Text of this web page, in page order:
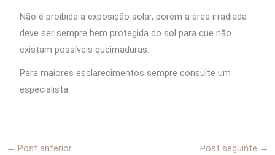
Não é proibida a exposição solar, porém a área irradiada
deve ser sempre bem protegida do sol para que não
existam possíveis queimaduras.
Para maiores esclarecimentos sempre consulte um
especialista.
← Post anterior Post seguinte →